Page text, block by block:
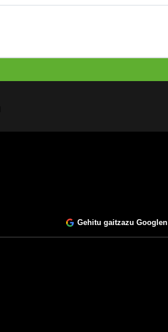
Gehitu gaitzazu Googlen